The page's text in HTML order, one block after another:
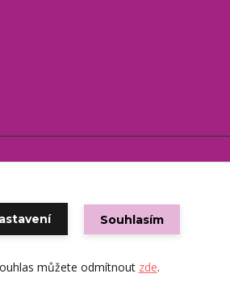
na
Eshop-rychle.cz
Souhlasím
můžete odmítnout zde.